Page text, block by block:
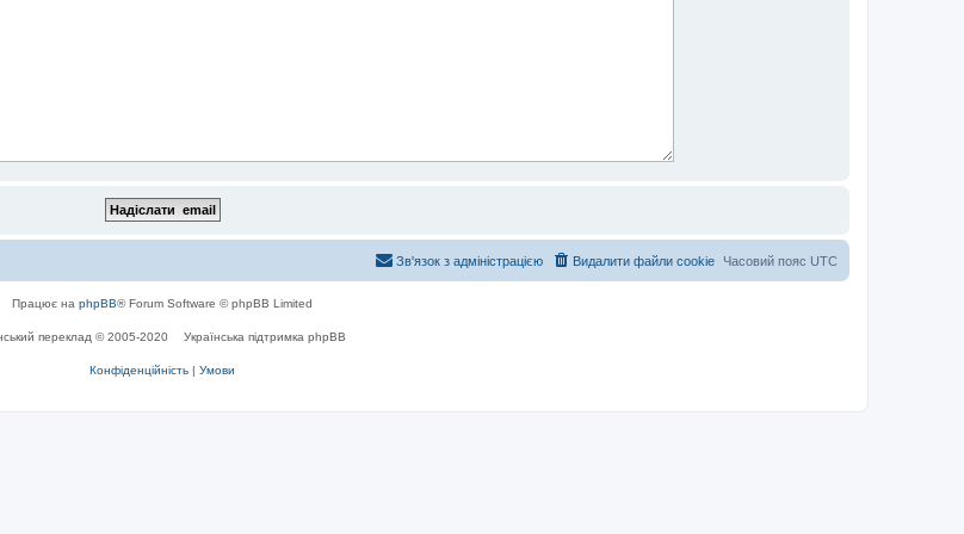
Часовий пояс UTC
Видалити файли cookie
Зв'язок з адміністрацією
Працює на phpBB® Forum Software © phpBB Limited
переклад © 2005-2020 Українська підтримка phpBB
Конфіденційність | Умови